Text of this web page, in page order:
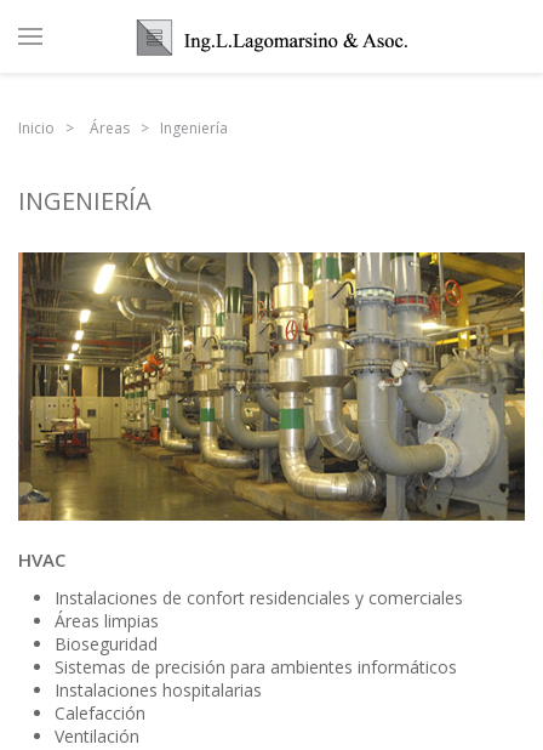
Inicio Áreas Ingeniería
INGENIERÍA
HVAC
Instalaciones de confort residenciales y comerciales
Áreas limpias
Bioseguridad
Sistemas de precisión para ambientes informáticos
Instalaciones hospitalarias
Calefacción
Ventilación